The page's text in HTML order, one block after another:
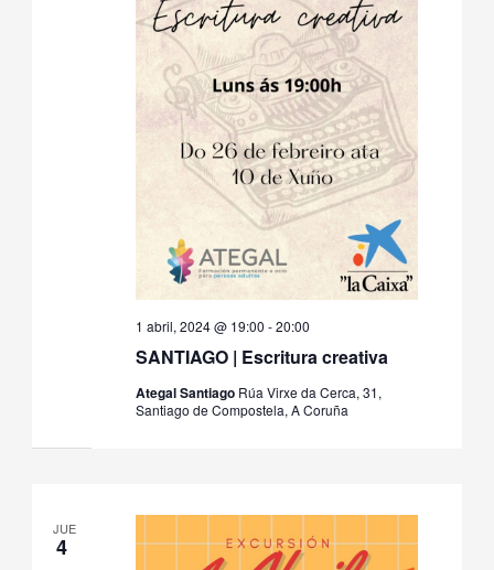
SANTIAGO | Escritura creativa
1 abril, 2024 @ 19:00 -20:00
Ategal Santiago Rúa Virxe da Cerca, 31,
Santiago de Compostela, A Coruña
JUE
4